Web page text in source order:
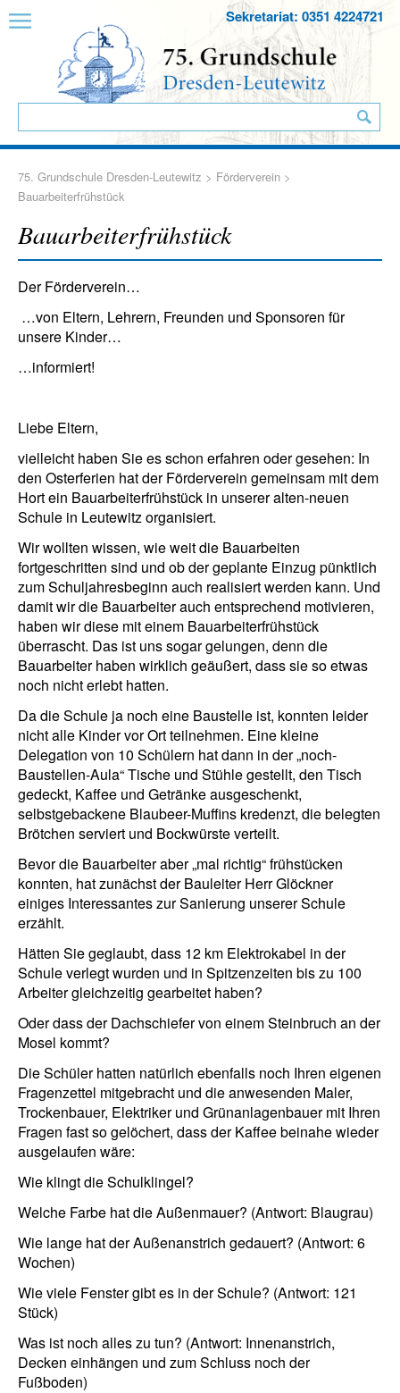
Sekretariat: 0351 4224721
75. Grundschule Dresden-Leutewitz > Förderverein >
Bauarbeiterfrühstück
Bauarbeiterfrühstück
Der Förderverein…
…von Eltern, Lehrern, Freunden und Sponsoren für
unsere Kinder…
…informiert!
Liebe Eltern,
vielleicht haben Sie es schon erfahren oder gesehen: In
den Osterferien hat der Förderverein gemeinsam mit dem
Hort ein Bauarbeiterfrühstück in unserer alten-neuen
Schule in Leutewitz organisiert.
Wir wollten wissen, wie weit die Bauarbeiten
fortgeschritten sind und ob der geplante Einzug pünktlich
zum Schuljahresbeginn auch realisiert werden kann. Und
damit wir die Bauarbeiter auch entsprechend motivieren,
haben wir diese mit einem Bauarbeiterfrühstück
überrascht. Das ist uns sogar gelungen, denn die
Bauarbeiter haben wirklich geäußert, dass sie so etwas
noch nicht erlebt hatten.
Da die Schule ja noch eine Baustelle ist, konnten leider
nicht alle Kinder vor Ort teilnehmen. Eine kleine
Delegation von 10 Schülern hat dann in der „noch-
Baustellen-Aula“ Tische und Stühle gestellt, den Tisch
gedeckt, Kaffee und Getränke ausgeschenkt,
selbstgebackene Blaubeer-Muffins kredenzt, die belegten
Brötchen serviert und Bockwürste verteilt.
Bevor die Bauarbeiter aber „mal richtig“ frühstücken
konnten, hat zunächst der Bauleiter Herr Glöckner
einiges Interessantes zur Sanierung unserer Schule
erzählt.
Hätten Sie geglaubt, dass 12 km Elektrokabel in der
Schule verlegt wurden und in Spitzenzeiten bis zu 100
Arbeiter gleichzeitig gearbeitet haben?
Oder dass der Dachschiefer von einem Steinbruch an der
Mosel kommt?
Die Schüler hatten natürlich ebenfalls noch Ihren eigenen
Fragenzettel mitgebracht und die anwesenden Maler,
Trockenbauer, Elektriker und Grünanlagenbauer mit Ihren
Fragen fast so gelöchert, dass der Kaffee beinahe wieder
ausgelaufen wäre:
Wie klingt die Schulklingel?
Welche Farbe hat die Außenmauer? (Antwort: Blaugrau)
Wie lange hat der Außenanstrich gedauert? (Antwort: 6
Wochen)
Wie viele Fenster gibt es in der Schule? (Antwort: 121
Stück)
Was ist noch alles zu tun? (Antwort: Innenanstrich,
Decken einhängen und zum Schluss noch der
Fußboden)